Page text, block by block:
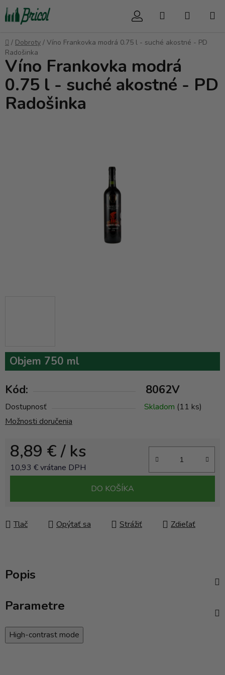
Prejsť
na
obsah
Hľadať
Domov
/ Dobroty / Víno Frankovka modrá 0.75 l - suché akostné - PD
Radošinka
Objem 750 ml
Kód: 8062V
Dostupnosť Skladom (11 ks)
Možnosti doručenia
8,89 €/ ks
10,93 € vrátane DPH
DO KOŠÍKA
Tlač Opýtať sa Strážiť Zdieľať
Víno Frankovka modrá
0.75 l - suché akostné - PD
Radošinka
Popis
Parametre
High-contrast mode